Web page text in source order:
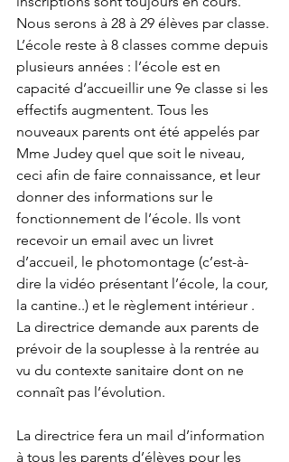
Nous serons à 28 à 29 élèves par classe.
L’école reste à 8 classes comme depuis
plusieurs années : l’école est en
capacité d’accueillir une 9e classe si les
effectifs augmentent. Tous les
nouveaux parents ont été appelés par
Mme Judey quel que soit le niveau,
ceci afin de faire connaissance, et leur
donner des informations sur le
fonctionnement de l’école. Ils vont
recevoir un email avec un livret
d’accueil, le photomontage (c’est-à-
dire la vidéo présentant l’école, la cour,
la cantine..) et le règlement intérieur .
La directrice demande aux parents de
prévoir de la souplesse à la rentrée au
vu du contexte sanitaire dont on ne
connaît pas l’évolution.
La directrice fera un mail d’information
à tous les parents d’élèves pour les